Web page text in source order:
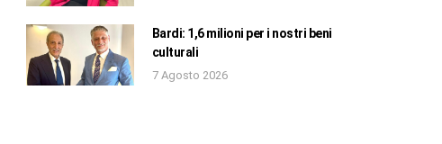
Bardi: 1,6 milioni per i nostri beni
culturali
7 Agosto 2026